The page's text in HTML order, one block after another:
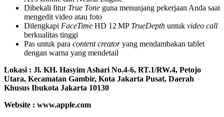
Dibekali fitur True Tone guna menunjang pekerjaan Anda saat
mengedit video atau foto
Dilengkapi FaceTime HD 12 MP TrueDepth untuk video call
berkualitas tinggi
Pas untuk para content creatoryang mendambakan tablet
dengan warna yang mendetail
Lokasi : Jl. KH. Hasyim Ashari No.4-6, RT.1/RW.4, Petojo
Utara, Kecamatan Gambir, Kota Jakarta Pusat, Daerah
Khusus Ibukota Jakarta 10130
Website : www.apple.com